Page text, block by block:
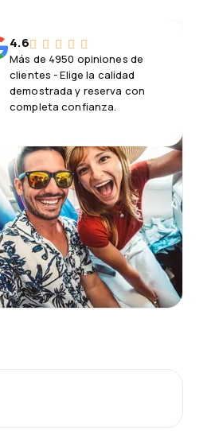
4.6
Más de 4950 opiniones de
clientes - Elige la calidad
demostrada y reserva con
completa confianza.